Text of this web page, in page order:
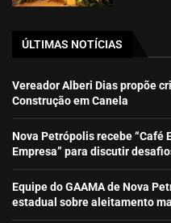
ÚLTIMAS NOTÍCIAS
Vereador Alberi Dias propõe
Construção em Canela
Nova Petrópolis recebe “Café
Empresa” para discutir
Equipe do GAAMA de Nova
estadual sobre aleitamento